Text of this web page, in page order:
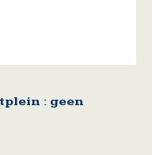
: geen